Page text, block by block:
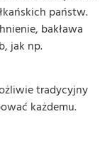
państw.
bakława
jak np.
tradycyjny
każdemu.